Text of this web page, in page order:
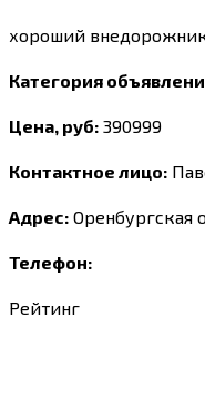
хороший
Категория
Цена, руб: 390999
Контактное лицо:
Адрес: Оренбургская
Телефон:
Рейтинг